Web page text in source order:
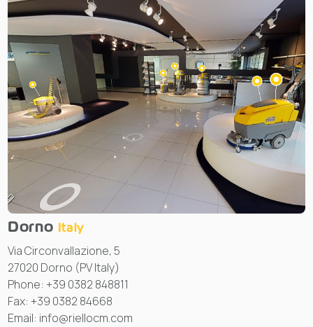
Dorno Italy
Via Circonvallazione, 5
27020 Dorno (PV Italy)
Phone: +39 0382 848811
Fax: +39 0382 84668
Email: info@riellocm.com